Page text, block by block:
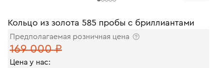
Кольцо из золота 585 пробы с бриллиантами
Предполагаемая розничная цена
169 000 ₽
Цена у нас: